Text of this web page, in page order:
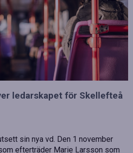
ledarskapet för Skellefteå
sin nya vd. Den 1 november
efterträder Marie Larsson som